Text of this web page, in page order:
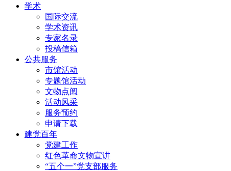
学术
国际交流
学术资讯
专家名录
投稿信箱
公共服务
市馆活动
专题馆活动
文物点阅
活动风采
服务预约
申请下载
建党百年
党建工作
红色革命文物宣讲
“五个一”党支部服务